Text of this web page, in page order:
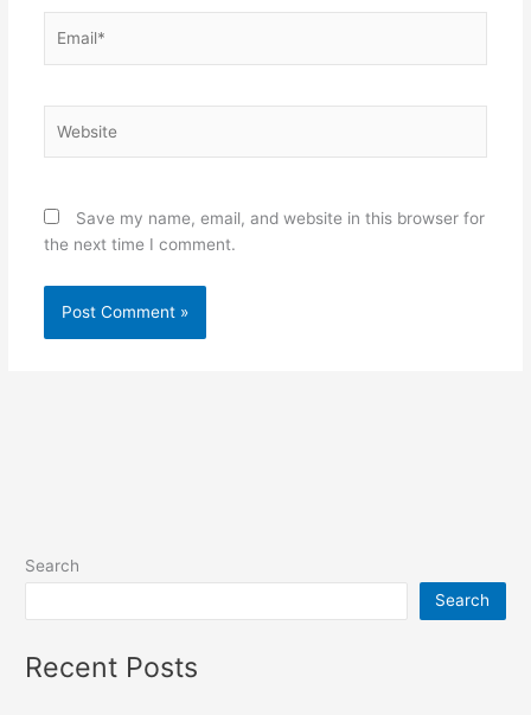
Save my name, email, and website in this browser for
the next time I comment.
Search
Search
Recent Posts